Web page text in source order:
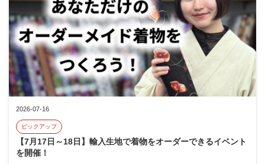
2026-07-16
ピックアップ
【7月17日～18日】輸入生地で着物をオーダーできるイベント
を開催！